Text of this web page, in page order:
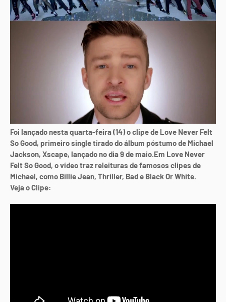
Foi lançado nesta quarta-feira (14) o clipe de Love Never Felt
So Good, primeiro single tirado do álbum póstumo de Michael
Jackson, Xscape, lançado no dia 9 de maio.Em Love Never
Felt So Good, o vídeo traz releituras de famosos clipes de
Michael, como Billie Jean, Thriller, Bad e Black Or White.
Veja o Clipe: